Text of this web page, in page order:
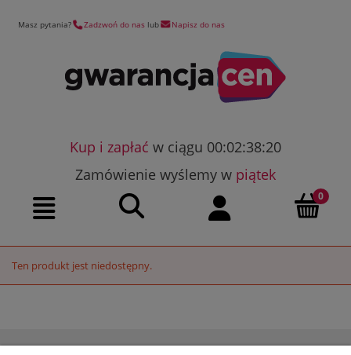
Masz pytania? Zadzwoń do nas lub Napisz do nas
Kup i zapłać w ciągu 00:02:38:20
Zamówienie wyślemy w piątek
Ten produkt jest niedostępny.